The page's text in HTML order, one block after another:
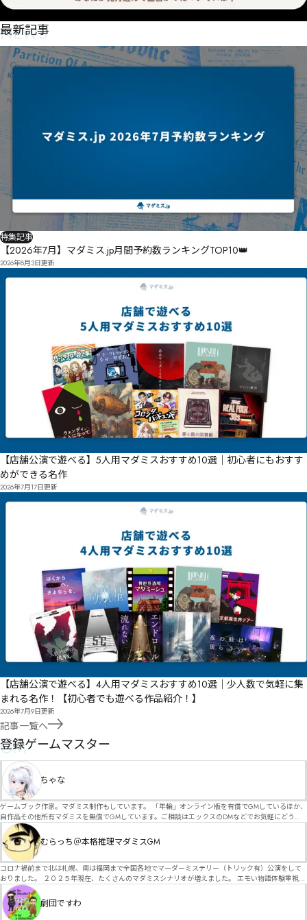
NEWS
最新記事
特集記事
【2026年7月】マダミス.jp月間予約数ランキングTOP10👑
2026年8月3日更新
【店舗公演で遊べる】5人用マダミスおすすめ10選｜初心者にもおすす
めができる名作
2026年7月17日更新
【店舗公演で遊べる】4人用マダミスおすすめ10選｜少人数で気軽に集
まれる名作！【初心者でも遊べる作品紹介！】
2026年7月9日更新
記事一覧へ
GM
登録ゲームマスター
ちゃな
ゲームブック作家。マダミス制作もしています。 「年輪」オンライン版を有償でGMしているほか、
自作品その他所有マダミスを無償でGMしています。ご相談はエックスのDMなどでお気軽にどう
ぞ。
むらっち＠本格推理マダミスGM
コロナ禍前まで北は札幌、南は福岡まで全国各地でマーダーミステリー（トリック有）公演をして
おりました。 ２０２５年現在、たくさんのマダミスシナリオが増えました。 エモい物語体験重視の
シナリオがマダミス・マーダーミステリーというジャンル名でたくさんあるため、そのようなシナ
リオは簡単に遊べます。 しかし、２～３時間ずっと考え＆議論して、見たことないトリックが解け
る閃きや犯人として逃げ切る楽しみのある本格推理マーダーミステリーを見つけることが難しくな
劇団ですわ